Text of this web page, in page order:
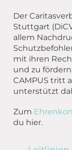
Wertschätzung
Partizipation
New Ehrenamt
Übergang
MEET Live –
Referent*innen
Drucksachen
Glossar
Fragen &
MEET
Leitbild
Caritas in
Ideen einreichen
MEET
Anmeldung
Registrieren
Login
Der
Stuttgart
allem
mit ihren
und zu
CAMPUS tritt
unterstützt
Zum
du hier.